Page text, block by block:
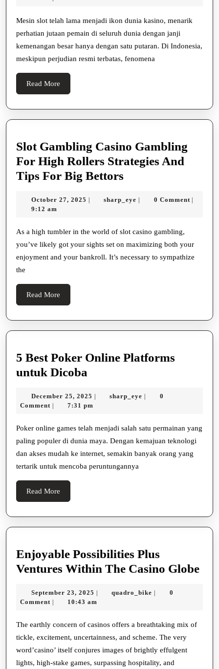
Mesin slot telah lama menjadi ikon dunia kasino, menarik
perhatian jutaan pemain di seluruh dunia dengan janji
kemenangan besar hanya dengan satu putaran. Di Indonesia,
meskipun perjudian resmi terbatas, fenomena
Read More
More
Slot Gambling Casino Gambling
For High Rollers Strategies And
Tips For Big Bettors
Casino
For
High
Rollers
For
Bettors
October 27, 2025 October
| sharp_eye sharp_eye
| 0 Comment |
9:12 am
As a high tumbler in the world of slot casino gambling,
you’ve likely got your sights set on maximizing both your
enjoyment and your bankroll. It’s necessary to sympathize
the
Read More
More
5 Best Poker Online Platforms
untuk Dicoba
Poker
Platforms
untuk
Dicoba
December 25, 2025 December
25,
| sharp_eye sharp_eye
|
0
Comment | 7:31 pm
Poker online games telah menjadi salah satu permainan yang
paling populer di dunia maya. Dengan kemajuan teknologi
dan akses mudah ke internet, semakin banyak orang yang
tertarik untuk mencoba peruntungannya
Read More
More
Enjoyable Possibilities Plus
Ventures Within The Casino Globe
September 23, 2025 September
23,
| quadro_bike quadro_bike
|
0
Comment | 10:43 am
The earthly concern of casinos offers a breathtaking mix of
tickle, excitement, uncertainness, and scheme. The very
word’casino’ itself conjures images of brightly effulgent
lights, high-stake games, surpassing hospitality, and